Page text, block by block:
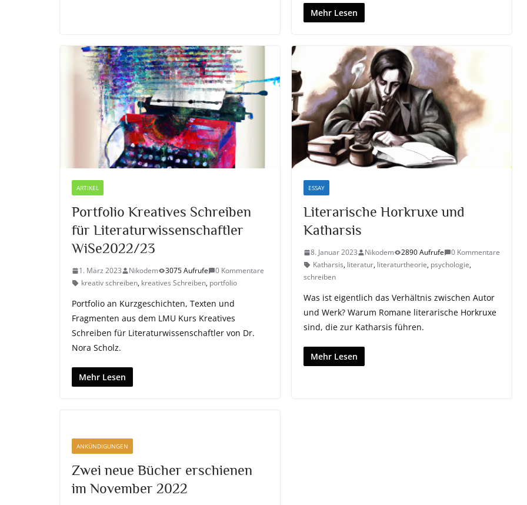
Mehr Lesen
ARTIKEL
Portfolio Kreatives Schreiben
für Literaturwissenschaftler
WiSe2022/23
1. März 2023 Nikodem 3075 Aufrufe
0 Kommentare
kreativ schreiben, kreatives Schreiben, portfolio
Portfolio an Kurzgeschichten, Texten und
Fragmenten aus dem LMU Kurs Kreatives
Schreiben für Literaturwissenschaftler von Dr.
Nora Scholz.
Mehr Lesen
ESSAY
Literarische Horkruxe und
Katharsis
8. Januar 2023 Nikodem 2890 Aufrufe
0 Kommentare
Katharsis, literatur, literaturtheorie, psychologie,
schreiben
Was ist eigentlich das Verhältnis zwischen Autor
und Werk? Warum Romane literarische Horkruxe
sind, die zur Katharsis führen.
Mehr Lesen
ANKÜNDIGUNGEN
Zwei neue Bücher erschienen
im November 2022